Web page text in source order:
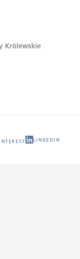
Królewskie
LINKEDIN